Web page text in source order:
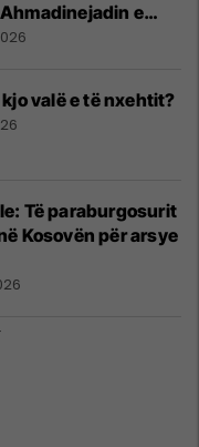
e
valë e të nxehtit?
Të paraburgosurit
Kosovën për arsye